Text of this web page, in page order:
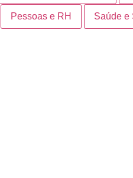
Pessoas e RH Saúde e